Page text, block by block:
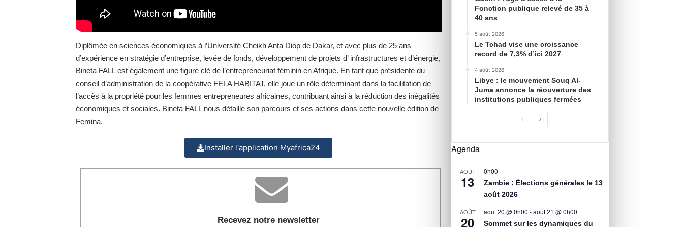
Diplômée en sciences économiques à l’Université Cheikh Anta Diop de Dakar, et avec plus de 25 ans
d’expérience en stratégie d’entreprise, levée de fonds, développement de projets d’ infrastructures et d’énergie,
Bineta FALL est également une figure clé de l’entrepreneuriat féminin en Afrique. En tant que présidente du
conseil d’administration de la coopérative FELA HABITAT, elle joue un rôle déterminant dans la facilitation de
l’accès à la propriété pour les femmes entrepreneures africaines, contribuant ainsi à la réduction des inégalités
économiques et sociales. Bineta FALL nous détaille son parcours et ses actions dans cette nouvelle édition de
Femina.
Installer l'application Myafrica24
Recevez notre newsletter
Fonction publique relevé de 35 à
40 ans
5 août 2026
Le Tchad vise une croissance
record de 7,3% d’ici 2027
4 août 2026
Libye : le mouvement Souq Al-
Juma annonce la réouverture des
institutions publiques fermées
Agenda
AOÛT
13
0h00
Zambie : Élections générales le 13
août 2026
AOÛT
20
août 20 @ 0h00 -août 21 @ 0h00
Sommet sur les dynamiques du